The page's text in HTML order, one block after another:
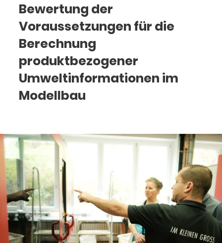
Bewertung der
Voraussetzungen für die
Berechnung
produktbezogener
Umweltinformationen im
Modellbau